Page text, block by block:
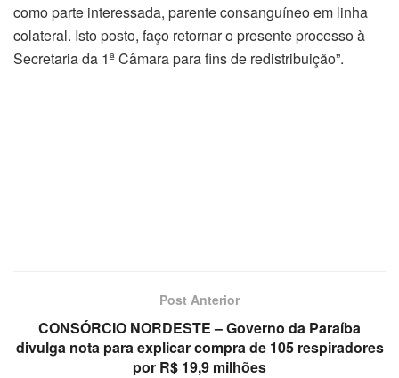
como parte interessada, parente consanguíneo em linha
colateral. Isto posto, faço retornar o presente processo à
Secretaria da 1ª Câmara para fins de redistribuição”.
Post Anterior
CONSÓRCIO NORDESTE – Governo da Paraíba
divulga nota para explicar compra de 105 respiradores
por R$ 19,9 milhões